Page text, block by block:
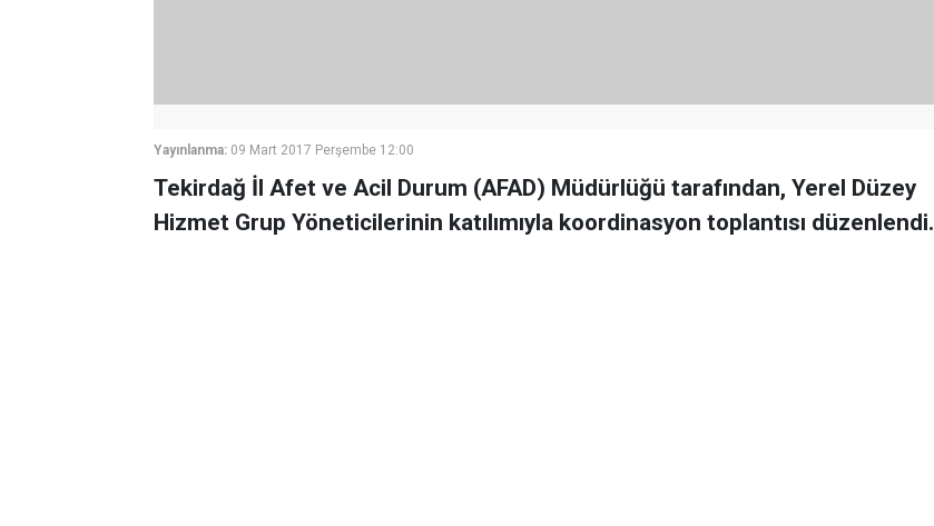
Yayınlanma: 09 Mart 2017 Perşembe 12:00
Tekirdağ İl Afet ve Acil Durum (AFAD) Müdürlüğü tarafından, Yerel Düzey
Hizmet Grup Yöneticilerinin katılımıyla koordinasyon toplantısı düzenlendi.